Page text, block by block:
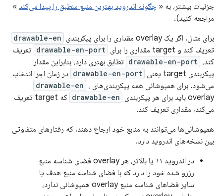
جزئیات بیشتر، به « چگونه اندروید بهترین منبع منطبق را پیدا می‌کند »
مراجعه کنید).
برای مثال، اگر یک overlay مقداری را برای پیکربندی
drawable-en
تعریف کند و target مقداری را برای drawable-en-port تعریف
کند، drawable-en-port تطابق بهتری دارد، بنابراین مقدار
پیکربندی target یعنی
drawable-en-port در زمان اجرا انتخاب
می‌شود. برای همپوشانی همه پیکربندی‌های
drawable-en ،
overlay باید برای هر پیکربندی
drawable-en
که target تعریف
می‌کند، مقداری تعریف کند.
همپوشانی‌ها می‌توانند به منابع خود ارجاع دهند، که رفتارهای متفاوتی
بین نسخه‌های اندروید دارد.
در اندروید ۱۱ یا بالاتر، هر overlay فضای شناسه منبع
رزرو شده خود را دارد که با فضای شناسه منبع هدف یا
سایر فضاهای شناسه منبع overlay همپوشانی ندارد،